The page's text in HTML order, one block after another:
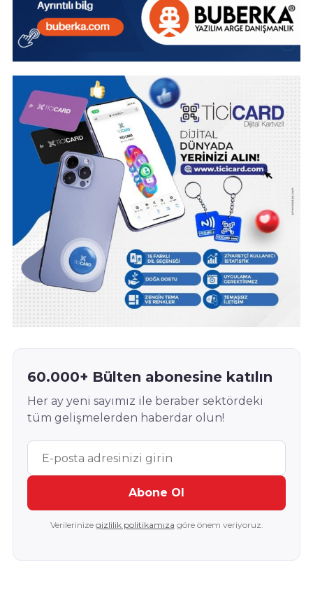
60.000+ Bülten abonesine katılın
Her ay yeni sayımız ile beraber sektördeki
tüm gelişmelerden haberdar olun!
Abone Ol
Verilerinize gizlilik politikamıza göre önem veriyoruz.